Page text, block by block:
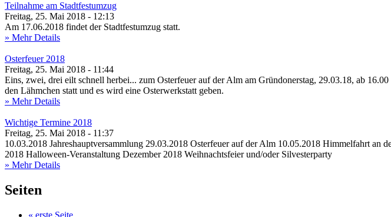
Teilnahme am Stadtfestumzug
Freitag, 25. Mai 2018 - 12:13
Am 17.06.2018 findet der Stadtfestumzug statt.
» Mehr Details
Osterfeuer 2018
Freitag, 25. Mai 2018 - 11:44
Eins, zwei, drei eilt schnell herbei... zum Osterfeuer auf der Alm am Gründonerstag, 29.03.18, ab
den Lähmchen statt und es wird eine Osterwerkstatt geben.
» Mehr Details
Wichtige Termine 2018
Freitag, 25. Mai 2018 - 11:37
10.03.2018 Jahreshauptversammlung 29.03.2018 Osterfeuer auf der Alm 10.05.2018 Himmelfahrt
2018 Halloween-Veranstaltung Dezember 2018 Weihnachtsfeier und/oder Silvesterparty
» Mehr Details
Seiten
« erste Seite